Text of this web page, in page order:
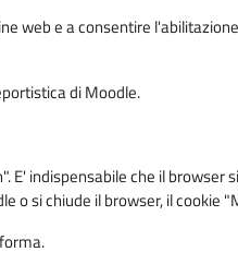
web e a consentire
di Moodle.
indispensabile che il
o si chiude il browser, il cookie